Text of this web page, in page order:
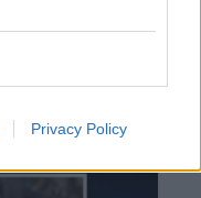
Privacy Policy
se